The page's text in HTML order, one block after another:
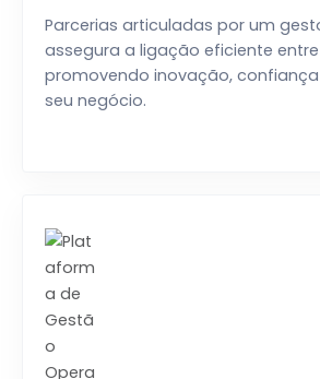
Parcerias articuladas por um
assegura a ligação eficiente
promovendo inovação,
seu negócio.